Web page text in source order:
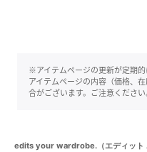
※アイテムページの更新が定期
アイテムページの内容（価格、
合がございます。ご注意ください
edits your wardrobe.（エディット